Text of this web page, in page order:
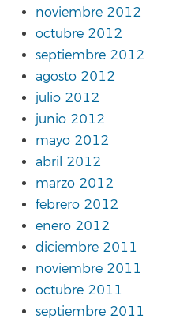
noviembre 2012
octubre 2012
septiembre 2012
agosto 2012
julio 2012
junio 2012
mayo 2012
abril 2012
marzo 2012
febrero 2012
enero 2012
diciembre 2011
noviembre 2011
octubre 2011
septiembre 2011